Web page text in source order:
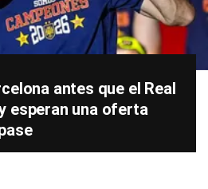
antes que el Real
esperan una oferta